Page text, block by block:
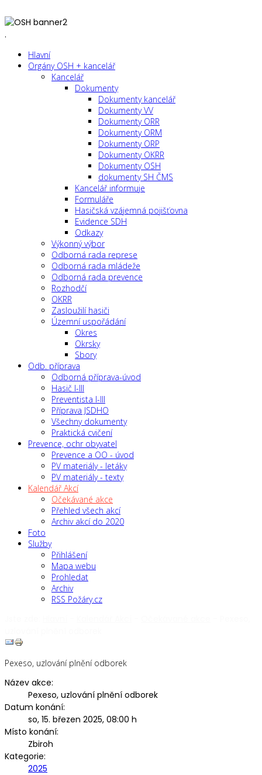
.
Hlavní
Orgány OSH + kancelář
Kancelář
Dokumenty
Dokumenty kancelář
Dokumenty VV
Dokumenty ORR
Dokumenty ORM
Dokumenty ORP
Dokumenty OKRR
Dokumenty OSH
dokumenty SH ČMS
Kancelář informuje
Formuláře
Hasičská vzájemná pojišťovna
Evidence SDH
Odkazy
Výkonný výbor
Odborná rada represe
Odborná rada mládeže
Odborná rada prevence
Rozhodčí
OKRR
Zasloužilí hasiči
Územní uspořádání
Okres
Okrsky
Sbory
Odb. příprava
Odborná příprava-úvod
Hasič I-III
Preventista I-III
Příprava JSDHO
Všechny dokumenty
Praktická cvičení
Prevence, ochr obyvatel
Prevence a OO - úvod
PV materiály - letáky
PV materiály - texty
Kalendář Akcí
Očekávané akce
Přehled všech akcí
Archiv akcí do 2020
Foto
Služby
Přihlášení
Mapa webu
Prohledat
Archiv
RSS Požáry.cz
Pexeso, uzlování plnění odborek
Název akce:
Pexeso, uzlování plnění odborek
Datum konání:
so, 15. březen 2025, 08:00 h
Místo konání:
Zbiroh
Kategorie:
2025